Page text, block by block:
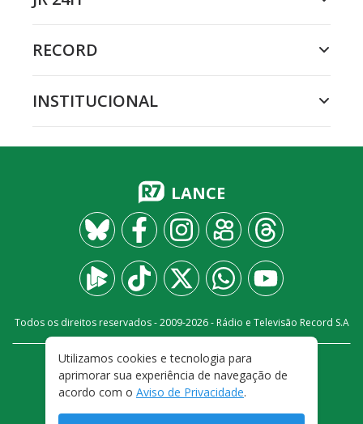
RECORD
INSTITUCIONAL
LANCE
Todos os direitos reservados - 2009-2026- Rádio e Televisão Record S.A
FALE CONOSCO
PRIVACIDADE
TERMOS E CONDIÇÕES DE USO
Utilizamos cookies e tecnologia para
aprimorar sua experiência de navegação de
acordo com o Aviso de Privacidade.